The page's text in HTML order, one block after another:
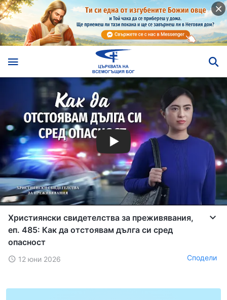
Християнски свидетелства за преживявания,
еп. 485: Как да отстоявам дълга си сред
опасност
12 юни 2026 Сподели